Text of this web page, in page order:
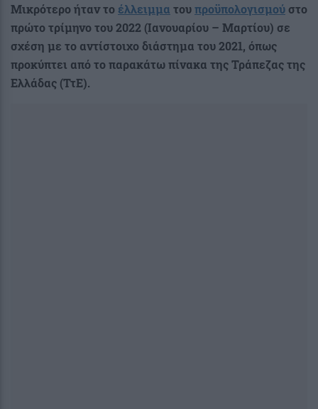
Μικρότερο ήταν το έλλειμμα τουπροϋπολογισμού στο
πρώτο τρίμηνο του 2022 (Ιανουαρίου – Μαρτίου) σε
σχέση με το αντίστοιχο διάστημα του 2021, όπως
προκύπτει από το παρακάτω πίνακα της Τράπεζας της
Ελλάδας (ΤτΕ).